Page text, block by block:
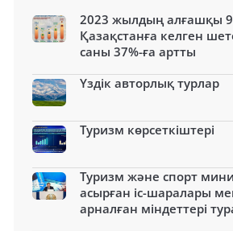
2023 жылдың алғашқы
Қазақстанға келген
саны 37%-ға артты
Үздік авторлық турлар
Туризм көрсеткіштері
Туризм және спорт
асырған іс-шаралары
арналған міндеттері